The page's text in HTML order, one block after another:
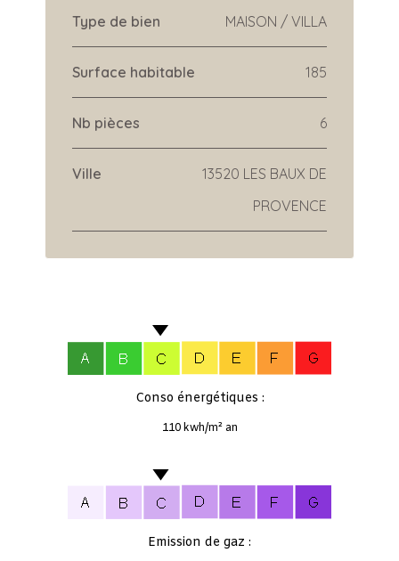
Type de bien MAISON / VILLA
Surface habitable 185
Nb pièces 6
Ville
13520 LES BAUX DE
PROVENCE
Conso énergétiques :
110 kwh/m² an
Emission de gaz :